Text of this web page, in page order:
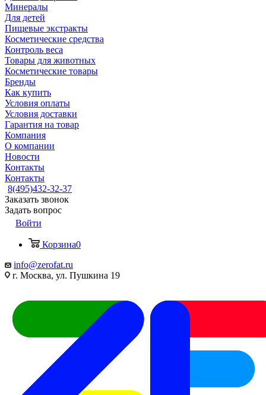
Минералы
Для детей
Пищевые экстракты
Косметические средства
Контроль веса
Товары для животных
Косметические товары
Бренды
Как купить
Условия оплаты
Условия доставки
Гарантия на товар
Компания
О компании
Новости
Контакты
Контакты
8(495)432-32-37
Заказать звонок
Задать вопрос
Войти
Корзина0
info@zerofat.ru
г. Москва, ул. Пушкина 19